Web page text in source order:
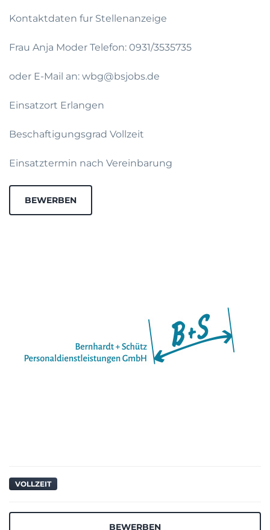
Kontaktdaten fur Stellenanzeige
Frau Anja Moder Telefon: 0931/3535735
oder E-Mail an: wbg@bsjobs.de
Einsatzort Erlangen
Beschaftigungsgrad Vollzeit
Einsatztermin nach Vereinbarung
BEWERBEN
VOLLZEIT
BEWERBEN